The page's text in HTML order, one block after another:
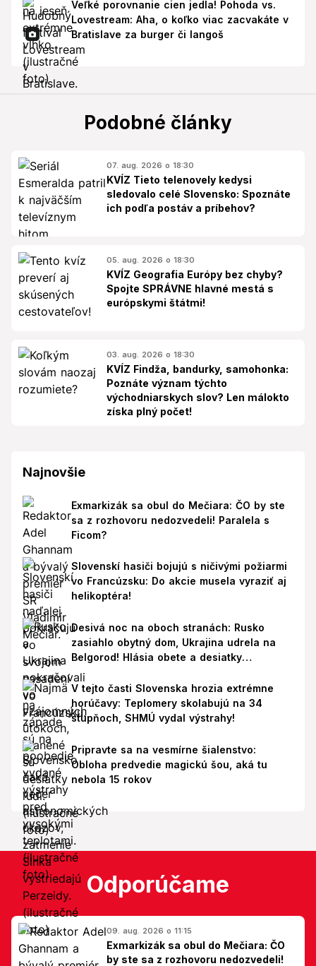
Veľké porovnanie cien jedla! Pohoda vs.
Lovestream: Aha, o koľko viac zacvakáte v
Bratislave za burger či langoš
Podobné články
07. aug. 2026 o 18:30
KVÍZ Tieto telenovely kedysi
sledovalo celé Slovensko: Spoznáte
ich podľa postáv a príbehov?
05. aug. 2026 o 18:30
KVÍZ Geografia Európy bez chyby?
Spojte SPRÁVNE hlavné mestá s
európskymi štátmi!
03. aug. 2026 o 18:30
KVÍZ Findža, bandurky, samohonka:
Poznáte význam týchto
východniarskych slov? Len málokto
získa plný počet!
Najnovšie
Exmarkizák sa obul do Mečiara: ČO by ste
sa z rozhovoru nedozvedeli! Paralela s
Ficom?
Slovenskí hasiči bojujú s ničivými požiarmi
vo Francúzsku: Do akcie musela vyraziť aj
helikoptéra!
Desivá noc na oboch stranách: Rusko
zasiahlo obytný dom, Ukrajina udrela na
Belgorod! Hlásia obete a desiatky
zranených
V tejto časti Slovenska hrozia extrémne
horúčavy: Teplomery skolabujú na 34
stupňoch, SHMÚ vydal výstrahy!
Pripravte sa na vesmírne šialenstvo:
Obloha predvedie magickú šou, aká tu
nebola 15 rokov
Odporúčame
09. aug. 2026 o 11:15
Exmarkizák sa obul do Mečiara: ČO
by ste sa z rozhovoru nedozvedeli!